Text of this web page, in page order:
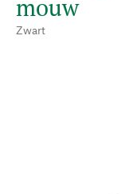
mouw
Zwart